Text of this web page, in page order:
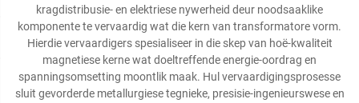
kragdistribusie- en elektriese nywerheid deur noodsaaklike
komponente te vervaardig wat die kern van transformatore vorm.
Hierdie vervaardigers spesialiseer in die skep van hoë-kwaliteit
magnetiese kerne wat doeltreffende energie-oordrag en
spanningsomsetting moontlik maak. Hul vervaardigingsprosesse
sluit gevorderde metallurgiese tegnieke, presisie-ingenieurswese en